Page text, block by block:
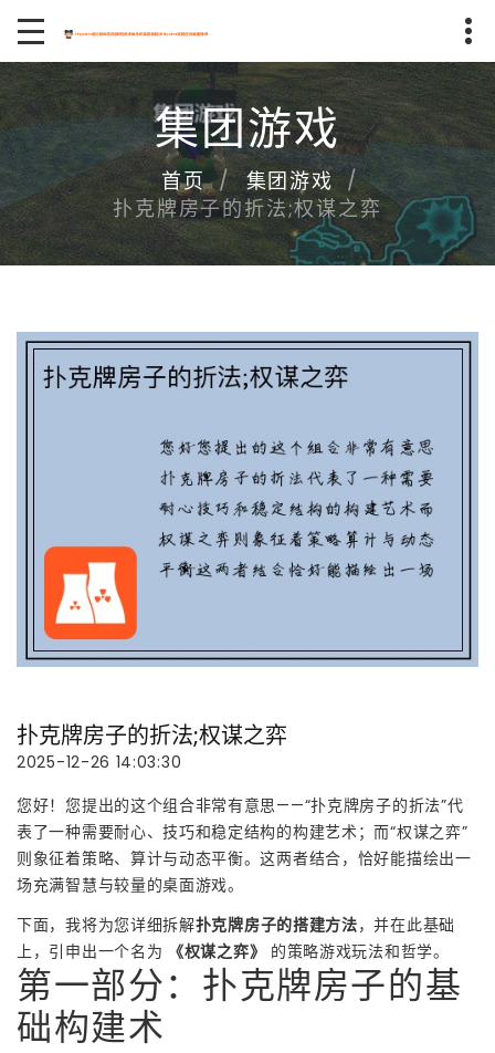
集团游戏
首页
集团游戏
扑克牌房子的折法;权谋之弈
扑克牌房子的折法;权谋之弈
2025-12-26 14:03:30
您好！您提出的这个组合非常有意思——“扑克牌房子的折法”代
表了一种需要耐心、技巧和稳定结构的构建艺术；而“权谋之弈”
则象征着策略、算计与动态平衡。这两者结合，恰好能描绘出一
场充满智慧与较量的桌面游戏。
下面，我将为您详细拆解扑克牌房子的搭建方法，并在此基础
上，引申出一个名为
《权谋之弈》 的策略游戏玩法和哲学。
第一部分：扑克牌房子的基
础构建术